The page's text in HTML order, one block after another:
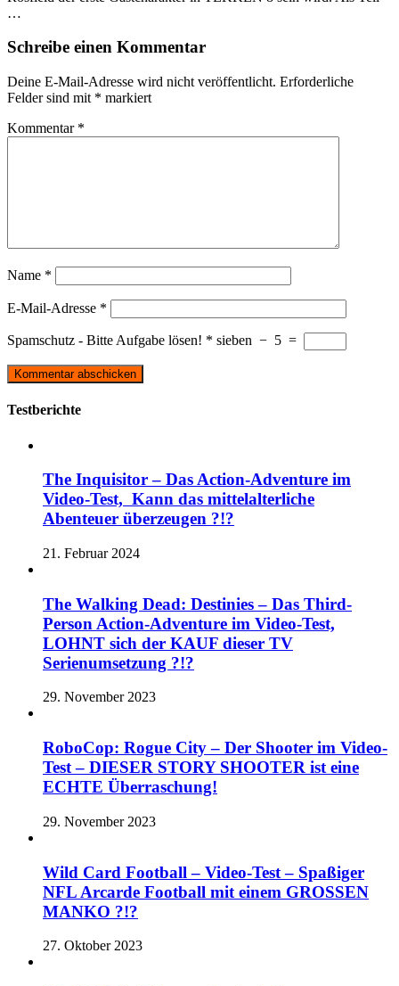
…
Schreibe einen Kommentar
Deine E-Mail-Adresse wird nicht veröffentlicht. Erforderliche
Felder sind mit * markiert
Kommentar *
Name *
E-Mail-Adresse *
Spamschutz - Bitte Aufgabe lösen! * sieben − 5 =
Testberichte
The Inquisitor – Das Action-Adventure im
Video-Test, Kann das mittelalterliche
Abenteuer überzeugen ?!?
21. Februar 2024
The Walking Dead: Destinies – Das Third-
Person Action-Adventure im Video-Test,
LOHNT sich der KAUF dieser TV
Serienumsetzung ?!?
29. November 2023
RoboCop: Rogue City – Der Shooter im Video-
Test – DIESER STORY SHOOTER ist eine
ECHTE Überraschung!
29. November 2023
Wild Card Football – Video-Test – Spaßiger
NFL Arcarde Football mit einem GROSSEN
MANKO ?!?
27. Oktober 2023